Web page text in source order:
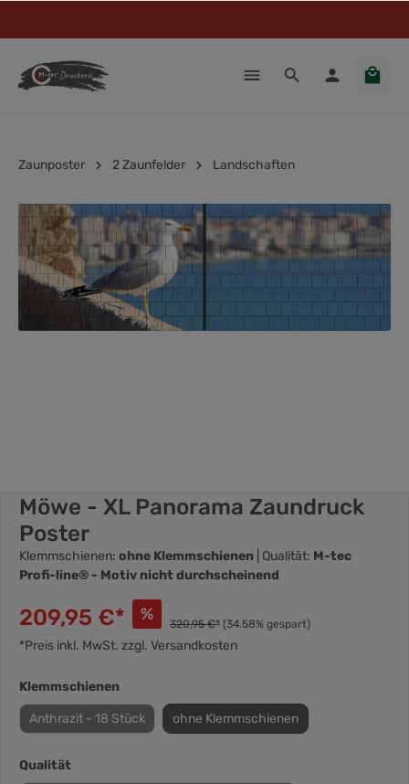
Zaunposter 2 Zaunfelder Landschaften
Möwe - XL Panorama Zaundruck
Poster
Klemmschienen: ohne Klemmschienen | Qualität: M-tec
Profi-line® - Motiv nicht durchscheinend
209,95 €* % 320,95 €* (34.58% gespart)
*Preis inkl. MwSt. zzgl. Versandkosten
Klemmschienen
Anthrazit - 18 Stück ohne Klemmschienen
Qualität